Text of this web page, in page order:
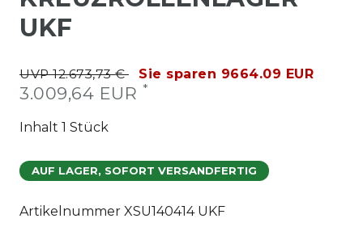
UKF
UVP 12.673,73 € Sie sparen 9664.09 EUR
3.009,64 EUR *
Inhalt 1 Stück
AUF LAGER, SOFORT VERSANDFERTIG
Artikelnummer XSU140414 UKF